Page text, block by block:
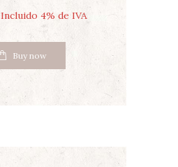
Incluido 4% de IVA
Buy now